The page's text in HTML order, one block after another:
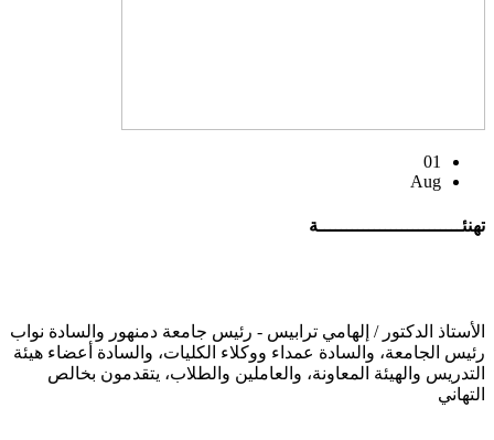
01
Aug
تهنئــــــــــــــــــــــــــة
الأستاذ الدكتور / إلهامي ترابيس - رئيس جامعة دمنهور والسادة نواب
رئيس الجامعة، والسادة عمداء ووكلاء الكليات، والسادة أعضاء هيئة
التدريس والهيئة المعاونة، والعاملين والطلاب، يتقدمون بخالص
التهاني